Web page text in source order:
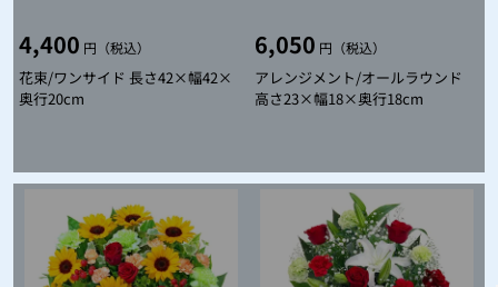
4,400 円（税込）
花束/ワンサイド 長さ42×幅42×
奥行20cm
6,050 円（税込）
アレンジメント/オールラウンド
高さ23×幅18×奥行18cm